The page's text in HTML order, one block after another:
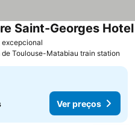
Saint-Georges Hotel
de Toulouse-Matabiau train station
Ver preços